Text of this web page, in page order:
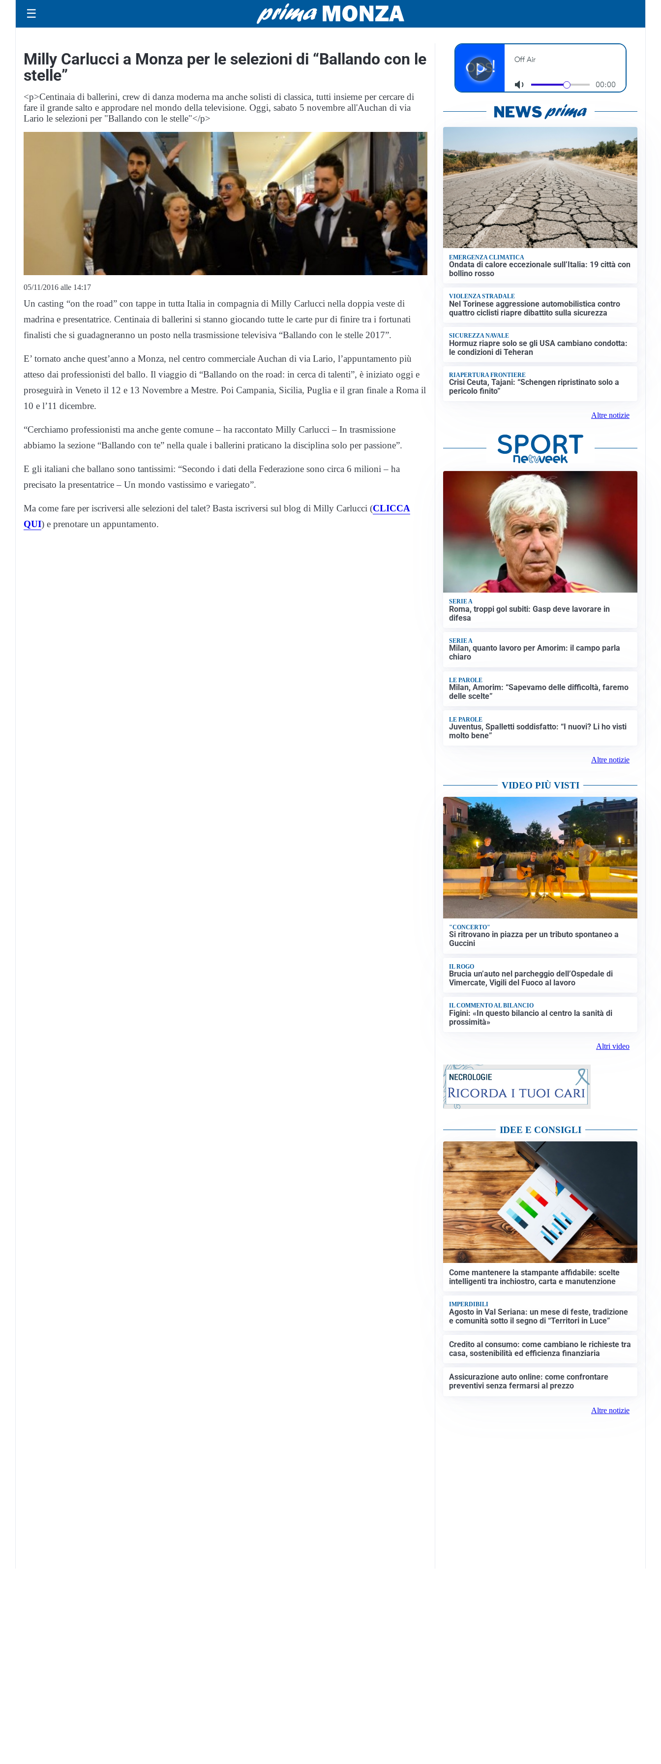
☰
Milly Carlucci a Monza per le selezioni di “Ballando con le
stelle”
<p>Centinaia di ballerini, crew di danza moderna ma anche solisti di classica, tutti insieme per cercare di
fare il grande salto e approdare nel mondo della televisione. Oggi, sabato 5 novembre all'Auchan di via
Lario le selezioni per "Ballando con le stelle"</p>
05/11/2016 alle 14:17
Un casting “on the road” con tappe in tutta Italia in compagnia di Milly Carlucci nella doppia veste di
madrina e presentatrice. Centinaia di ballerini si stanno giocando tutte le carte pur di finire tra i fortunati
finalisti che si guadagneranno un posto nella trasmissione televisiva “Ballando con le stelle 2017”.
E’ tornato anche quest’anno a Monza, nel centro commerciale Auchan di via Lario, l’appuntamento più
atteso dai professionisti del ballo. Il viaggio di “Ballando on the road: in cerca di talenti”, è iniziato oggi e
proseguirà in Veneto il 12 e 13 Novembre a Mestre. Poi Campania, Sicilia, Puglia e il gran finale a Roma il
10 e l’11 dicembre.
“Cerchiamo professionisti ma anche gente comune – ha raccontato Milly Carlucci – In trasmissione
abbiamo la sezione “Ballando con te” nella quale i ballerini praticano la disciplina solo per passione”.
E gli italiani che ballano sono tantissimi: “Secondo i dati della Federazione sono circa 6 milioni – ha
precisato la presentatrice – Un mondo vastissimo e variegato”.
Ma come fare per iscriversi alle selezioni del talet? Basta iscriversi sul blog di Milly Carlucci (CLICCA
QUI) e prenotare un appuntamento.
EMERGENZA CLIMATICA
Ondata di calore eccezionale sull’Italia: 19 città con
bollino rosso
VIOLENZA STRADALE
Nel Torinese aggressione automobilistica contro
quattro ciclisti riapre dibattito sulla sicurezza
SICUREZZA NAVALE
Hormuz riapre solo se gli USA cambiano condotta:
le condizioni di Teheran
RIAPERTURA FRONTIERE
Crisi Ceuta, Tajani: “Schengen ripristinato solo a
pericolo finito”
Altre notizie
SERIE A
Roma, troppi gol subiti: Gasp deve lavorare in
difesa
SERIE A
Milan, quanto lavoro per Amorim: il campo parla
chiaro
LE PAROLE
Milan, Amorim: “Sapevamo delle difficoltà, faremo
delle scelte”
LE PAROLE
Juventus, Spalletti soddisfatto: “I nuovi? Li ho visti
molto bene”
Altre notizie
VIDEO PIÙ VISTI
"CONCERTO"
Si ritrovano in piazza per un tributo spontaneo a
Guccini
IL ROGO
Brucia un’auto nel parcheggio dell’Ospedale di
Vimercate, Vigili del Fuoco al lavoro
IL COMMENTO AL BILANCIO
Figini: «In questo bilancio al centro la sanità di
prossimità»
Altri video
IDEE E CONSIGLI
Come mantenere la stampante affidabile: scelte
intelligenti tra inchiostro, carta e manutenzione
IMPERDIBILI
Agosto in Val Seriana: un mese di feste, tradizione
e comunità sotto il segno di “Territori in Luce”
Credito al consumo: come cambiano le richieste tra
casa, sostenibilità ed efficienza finanziaria
Assicurazione auto online: come confrontare
preventivi senza fermarsi al prezzo
Altre notizie